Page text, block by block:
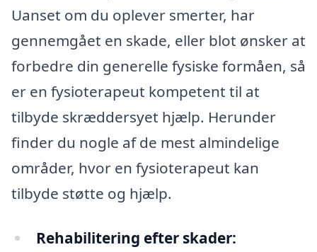
Uanset om du oplever smerter, har
gennemgået en skade, eller blot ønsker at
forbedre din generelle fysiske formåen, så
er en fysioterapeut kompetent til at
tilbyde skræddersyet hjælp. Herunder
finder du nogle af de mest almindelige
områder, hvor en fysioterapeut kan
tilbyde støtte og hjælp.
Rehabilitering efter skader: